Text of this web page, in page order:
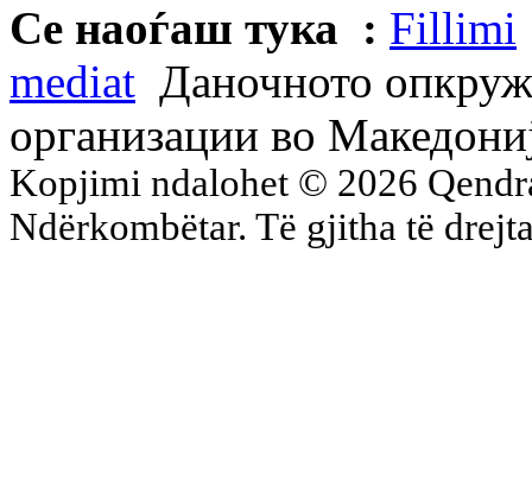
Се наоѓаш тука : Fillimi
mediat Даночното
организации во
Kopjimi ndalohet © 2026
Ndërkombëtar. Të gjitha të